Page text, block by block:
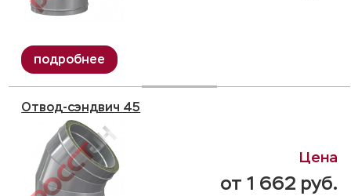
Отвод-сэндвич 45
от 1 662 руб.